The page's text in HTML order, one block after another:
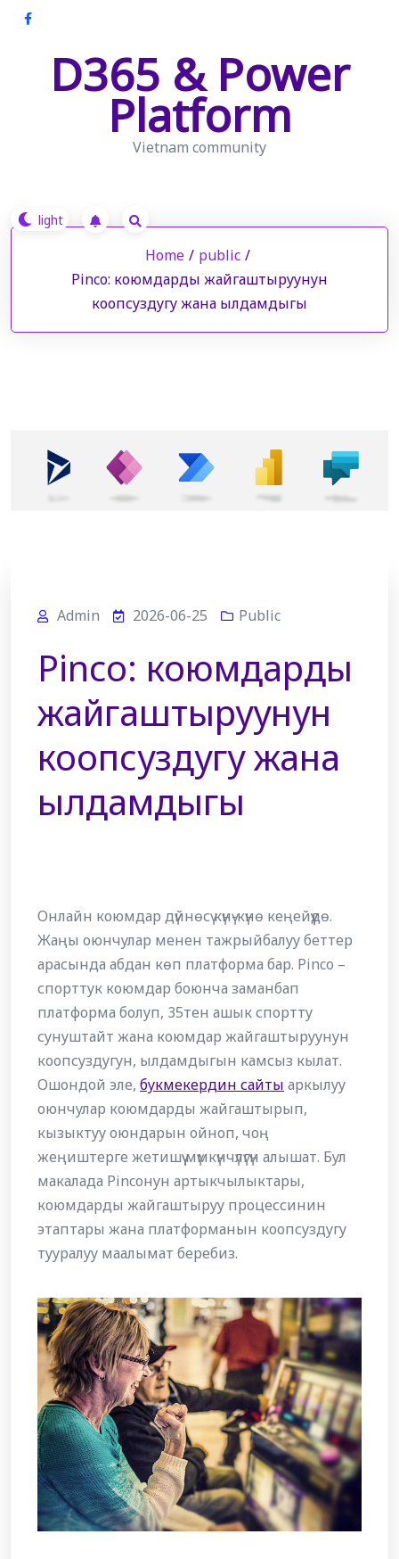
Skip
D365 & Power
Platform
Vietnam community
Home / public /
Pinco: коюмдарды жайгаштыруунун
коопсуздугу жана ылдамдыгы
Admin 2026-06-25 Public
Pinco: коюмдарды
жайгаштыруунун
коопсуздугу жана
ылдамдыгы
Онлайн коюмдар дүйнөсү күнү-күнө кеңейүүдө.
Жаңы оюнчулар менен тажрыйбалуу беттер
арасында абдан көп платформа бар. Pinco –
спорттук коюмдар боюнча заманбап
платформа болуп, 35тен ашык спортту
сунуштайт жана коюмдар жайгаштыруунун
коопсуздугун, ылдамдыгын камсыз кылат.
Ошондой эле, букмекердин сайты аркылуу
оюнчулар коюмдарды жайгаштырып,
кызыктуу оюндарын ойноп, чоң
жеңиштерге жетишүү мүмкүнчүлүгүн алышат. Бул
макалада Pincoнун артыкчылыктары,
коюмдарды жайгаштыруу процессинин
этаптары жана платформанын коопсуздугу
тууралуу маалымат беребиз.